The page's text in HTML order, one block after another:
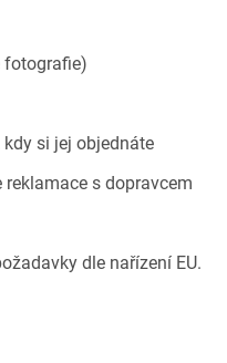
fotografie)
si jej objednáte
s dopravcem
dle nařízení EU.